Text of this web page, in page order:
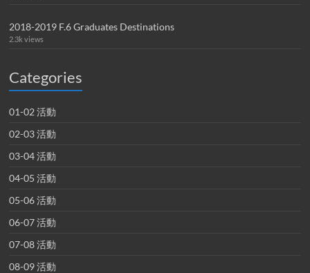
2018-2019 F.6 Graduates Destinations
2.3k views
Categories
01-02 活動
02-03 活動
03-04 活動
04-05 活動
05-06 活動
06-07 活動
07-08 活動
08-09 活動